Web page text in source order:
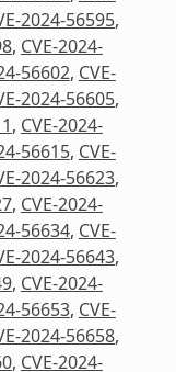
2024-56595,
, CVE-2024-
56602, CVE-
2024-56605,
, CVE-2024-
56615, CVE-
2024-56623,
, CVE-2024-
56634, CVE-
2024-56643,
, CVE-2024-
56653, CVE-
2024-56658,
, CVE-2024-